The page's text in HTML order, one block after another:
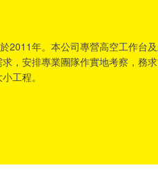
2011年。本公司專營高空工作台
，安排專業團隊作實地考察，務
工程。